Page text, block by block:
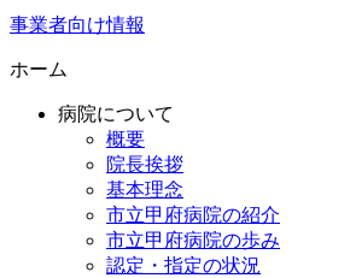
事業者向け情報
ホーム
病院について
概要
院長挨拶
基本理念
市立甲府病院の紹介
市立甲府病院の歩み
認定・指定の状況